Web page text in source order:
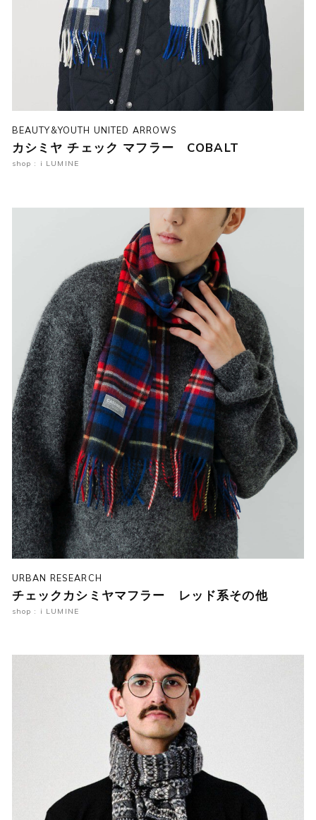
BEAUTY&YOUTH UNITED ARROWS
カシミヤ チェック マフラー COBALT
shop : i LUMINE
URBAN RESEARCH
チェックカシミヤマフラー レッド系その他
shop : i LUMINE